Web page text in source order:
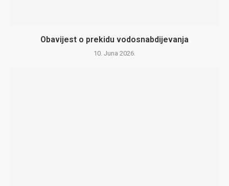
Obavijest o prekidu vodosnabdijevanja
10. Juna 2026.